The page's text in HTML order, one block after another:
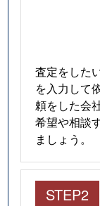
査定をした
を入力して
頼をした会
希望や相談
ましょう。
STEP2